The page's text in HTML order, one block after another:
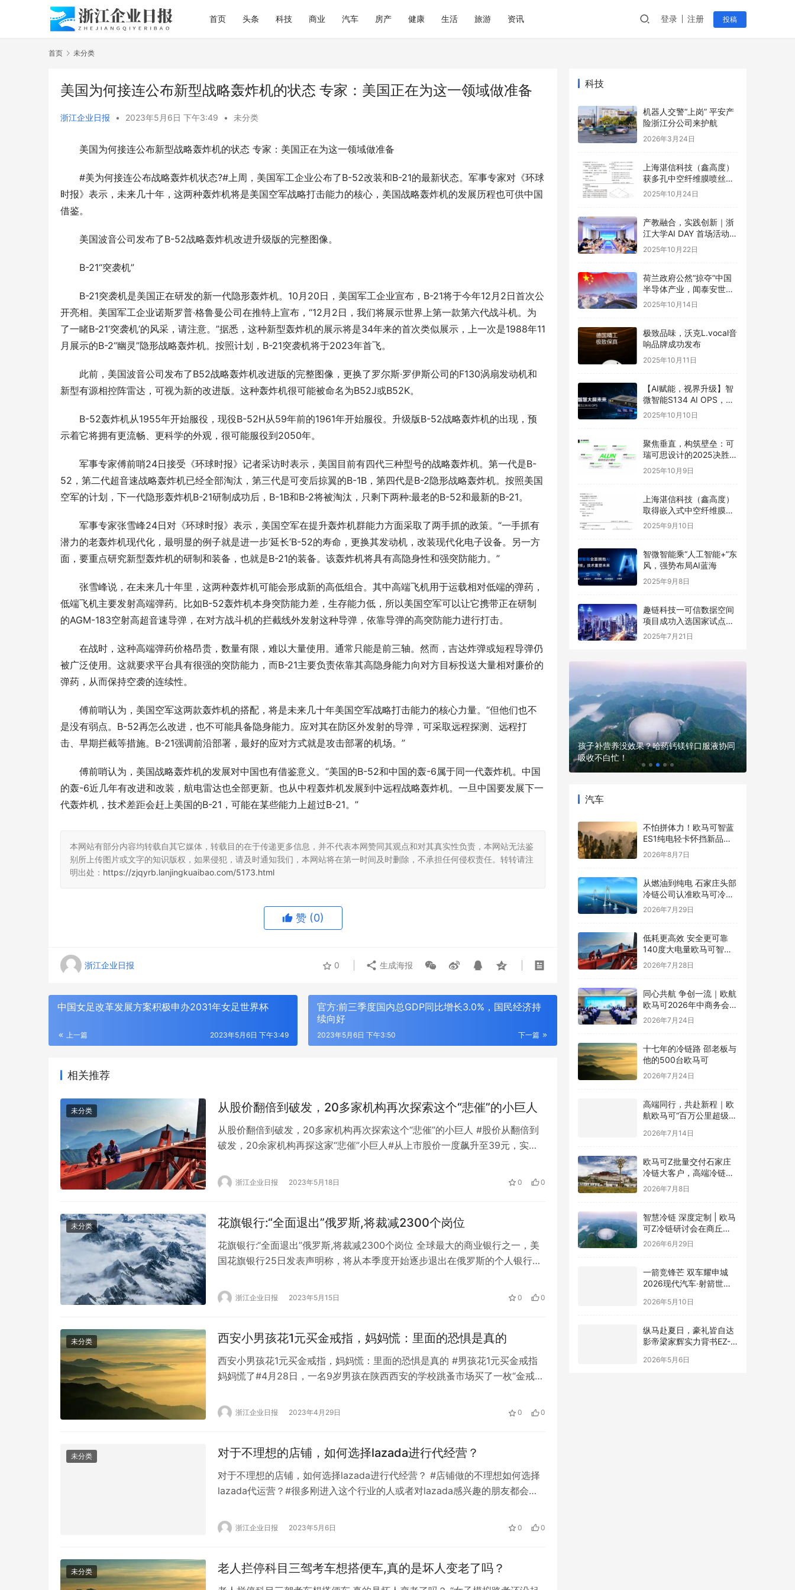
首页 头条 科技 商业 汽车 房产 健康 生活 旅游 资讯 登录 注册 投稿
首页 未分类
美国为何接连公布新型战略轰炸机的状态 专家：美国正在为这一领域做准备
浙江企业日报 • 2023年5月6日 下午3:49 • 未分类
美国为何接连公布新型战略轰炸机的状态 专家：美国正在为这一领域做准备
#美为何接连公布战略轰炸机状态?#上周，美国军工企业公布了B-52改装和B-21的最新状态。军事专家对《环球
时报》表示，未来几十年，这两种轰炸机将是美国空军战略打击能力的核心，美国战略轰炸机的发展历程也可供中国
借鉴。
美国波音公司发布了B-52战略轰炸机改进升级版的完整图像。
B-21“突袭机”
B-21突袭机是美国正在研发的新一代隐形轰炸机。10月20日，美国军工企业宣布，B-21将于今年12月2日首次公
开亮相。美国军工企业诺斯罗普·格鲁曼公司在推特上宣布，“12月2日，我们将展示世界上第一款第六代战斗机。为
了一睹B-21‘突袭机’的风采，请注意。”据悉，这种新型轰炸机的展示将是34年来的首次类似展示，上一次是1988年11
月展示的B-2“幽灵”隐形战略轰炸机。按照计划，B-21突袭机将于2023年首飞。
此前，美国波音公司发布了B52战略轰炸机改进版的完整图像，更换了罗尔斯·罗伊斯公司的F130涡扇发动机和
新型有源相控阵雷达，可视为新的改进版。这种轰炸机很可能被命名为B52J或B52K。
B-52轰炸机从1955年开始服役，现役B-52H从59年前的1961年开始服役。升级版B-52战略轰炸机的出现，预
示着它将拥有更流畅、更科学的外观，很可能服役到2050年。
军事专家傅前哨24日接受《环球时报》记者采访时表示，美国目前有四代三种型号的战略轰炸机。第一代是B-
52，第二代超音速战略轰炸机已经全部淘汰，第三代是可变后掠翼的B-1B，第四代是B-2隐形战略轰炸机。按照美国
空军的计划，下一代隐形轰炸机B-21研制成功后，B-1B和B-2将被淘汰，只剩下两种:最老的B-52和最新的B-21。
军事专家张雪峰24日对《环球时报》表示，美国空军在提升轰炸机群能力方面采取了两手抓的政策。“一手抓有
潜力的老轰炸机现代化，最明显的例子就是进一步‘延长’B-52的寿命，更换其发动机，改装现代化电子设备。另一方
面，要重点研究新型轰炸机的研制和装备，也就是B-21的装备。该轰炸机将具有高隐身性和强突防能力。”
张雪峰说，在未来几十年里，这两种轰炸机可能会形成新的高低组合。其中高端飞机用于运载相对低端的弹药，
低端飞机主要发射高端弹药。比如B-52轰炸机本身突防能力差，生存能力低，所以美国空军可以让它携带正在研制
的AGM-183空射高超音速导弹，在对方战斗机的拦截线外发射这种导弹，依靠导弹的高突防能力进行打击。
在战时，这种高端弹药价格昂贵，数量有限，难以大量使用。通常只能是前三轴。然而，吉达炸弹或短程导弹仍
被广泛使用。这就要求平台具有很强的突防能力，而B-21主要负责依靠其高隐身能力向对方目标投送大量相对廉价的
弹药，从而保持空袭的连续性。
傅前哨认为，美国空军这两款轰炸机的搭配，将是未来几十年美国空军战略打击能力的核心力量。“但他们也不
是没有弱点。B-52再怎么改进，也不可能具备隐身能力。应对其在防区外发射的导弹，可采取远程探测、远程打
击、早期拦截等措施。B-21强调前沿部署，最好的应对方式就是攻击部署的机场。”
傅前哨认为，美国战略轰炸机的发展对中国也有借鉴意义。“美国的B-52和中国的轰-6属于同一代轰炸机。中国
的轰-6近几年有改进和改装，航电雷达也全部更新。也从中程轰炸机发展到中远程战略轰炸机。一旦中国要发展下一
代轰炸机，技术差距会赶上美国的B-21，可能在某些能力上超过B-21。”
本网站有部分内容均转载自其它媒体，转载目的在于传递更多信息，并不代表本网赞同其观点和对其真实性负责，本网站无法鉴
别所上传图片或文字的知识版权，如果侵犯，请及时通知我们，本网站将在第一时间及时删除，不承担任何侵权责任。转转请注
明出处： https://zjqyrb.lanjingkuaibao.com/5173.html
赞 (0)
浙江企业日报 0 生成海报
中国女足改革发展方案积极申办2031年女足世界杯
上一篇 2023年5月6日 下午3:49
官方:前三季度国内总GDP同比增长3.0%，国民经济持
续向好
下一篇
2023年5月6日 下午3:50
相关推荐
未分类 从股价翻倍到破发，20多家机构再次探索这个“悲催”的小巨人
从股价翻倍到破发，20多家机构再次探索这个“悲催”的小巨人 #股价从翻倍到
破发，20余家机构再探这家“悲催”小巨人#从上市股价一度飙升至39元，实现2
(10.530，-0.03，-0.28%)的走势已经很难让机构满意了。日前，开源证券、
浙江企业日报 2023年5月18日 0 0
未分类 花旗银行:“全面退出”俄罗斯,将裁减2300个岗位
花旗银行:“全面退出”俄罗斯,将裁减2300个岗位 全球最大的商业银行之一，美
国花旗银行25日发表声明称，将从本季度开始逐步退出在俄罗斯的个人银行业
界面新闻消息指出，花旗银行还将继续积极寻求出售部分俄罗斯消费者银行业
务组合。 花旗表示，受退出影响的消费产品和渠道包括存款、投资、贷款和
浙江企业日报 2023年5月15日 0 0
未分类 西安小男孩花1元买金戒指，妈妈慌：里面的恐惧是真的
西安小男孩花1元买金戒指，妈妈慌：里面的恐惧是真的 #男孩花1元买金戒指
妈妈慌了#4月28日，一名9岁男孩在陕西西安的学校跳蚤市场买了一枚“金戒
女士看到戒指内侧刻着999。她不确定这是真是假。她怕孩子偷了她父母的，
浙江企业日报 2023年4月29日 0 0
未分类 对于不理想的店铺，如何选择lazada进行代经营？
对于不理想的店铺，如何选择lazada进行代经营？ #店铺做的不理想如何选择
lazada代运营？#很多刚进入这个行业的人或者对lazada感兴趣的朋友都会觉
靠谱的。那么，对于不理想的店铺，如何选择lazada进行经营呢？ Lazada代
浙江企业日报 2023年5月6日 0 0
未分类 老人拦停科目三驾考车想搭便车,真的是坏人变老了吗？
科技
机器人交警“上岗” 平安产
险浙江分公司来护航
2026年3月24日
上海湛信科技（鑫高度）
获多孔中空纤维膜喷丝装
置等2项专利
2025年10月24日
产教融合，实践创新｜浙
江大学AI DAY 首场活动成
功举办！
2025年10月22日
荷兰政府公然“掠夺”中国
半导体产业，闻泰安世坚
决捍卫
2025年10月14日
极致品味，沃克L.vocal音
响品牌成功发布
2025年10月11日
【AI赋能，视界升级】智
微智能S134 AI OPS，重
构智慧大屏未来
2025年10月10日
聚焦垂直，构筑壁垒：可
瑞可思设计的2025决胜之
道
2025年10月9日
上海湛信科技（鑫高度）
取得嵌入式中空纤维膜喷
丝头发明专利
2025年9月10日
智微智能乘“人工智能+”东
风，强势布局AI蓝海
2025年9月8日
趣链科技一可信数据空间
项目成功入选国家试点名
单
2025年7月21日
刻丝工艺，东方金艺｜君佩黄金杭州大厦
CTHULHU：让时尚包袋成为都市女性的风
孩子补营养没效果？哈药钙镁锌口服液协同
吸收不白忙！
汽车
不怕拼体力！欧马可智蓝
ES1纯电轻卡怀挡新品解
锁舒适高效运营新体验
2026年8月7日
从燃油到纯电 石家庄头部
冷链公司认准欧马可冷藏
车
2026年7月29日
低耗更高效 安全更可靠
140度大电量欧马可智蓝
ES1纯电轻卡怀挡新品亮
2026年7月28日
同心共航 争创一流｜欧航
欧马可2026年中商务会暨
战略研讨会圆满召开
2026年7月24日
十七年的冷链路 邵老板与
他的500台欧马可
2026年7月24日
高端同行，共赴新程｜欧
航欧马可“百万公里超级英
2026年7月14日
欧马可Z批量交付石家庄
冷链大客户，高端冷链运
力赋能京津冀“鲜”锋物流
2026年7月8日
智慧冷链 深度定制 | 欧马
可Z冷链研讨会在商丘举
行，新能源纯电平台赋能
冷链物流行业升级
2026年6月29日
一箭竞锋芒 双车耀申城
2026现代汽车·射箭世界
2026年5月10日
纵马赴夏日，豪礼皆自达
影帝梁家辉实力背书EZ-
置换季开启
2026年5月6日